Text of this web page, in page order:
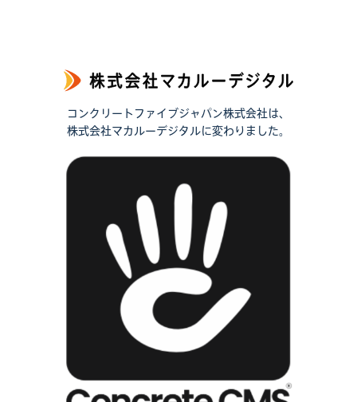
コンクリートファイブジャパン株式会社は、
株式会社マカルーデジタルに変わりました。